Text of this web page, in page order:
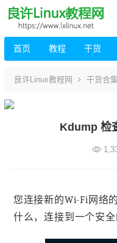
首页 教程 干货
良许Linux教程网 干货合
Kdump 检
您连接新的Wi-Fi网络
什么，连接到一个安